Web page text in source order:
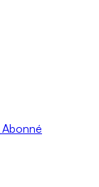
Abonné